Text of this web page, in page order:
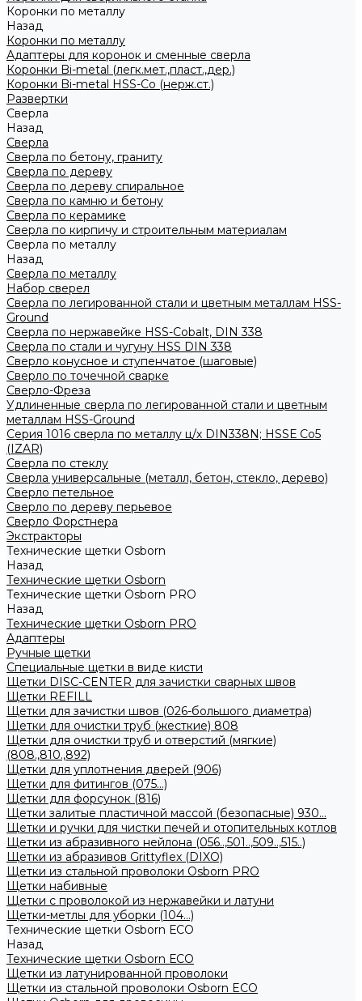
Коронки по металлу
Назад
Коронки по металлу
Адаптеры для коронок и сменные сверла
Коронки Bi-metal (легк.мет.,пласт.,дер.)
Коронки Bi-metal HSS-Co (нерж.ст.)
Развертки
Сверла
Назад
Сверла
Сверла по бетону, граниту
Сверла по дереву
Сверла по дереву спиральное
Сверла по камню и бетону
Сверла по керамике
Сверла по кирпичу и строительным материалам
Сверла по металлу
Назад
Сверла по металлу
Набор сверел
Сверла по легированной стали и цветным металлам HSS-
Ground
Сверла по нержавейке HSS-Cobalt, DIN 338
Сверла по стали и чугуну HSS DIN 338
Сверло конусное и ступенчатое (шаговые)
Сверло по точечной сварке
Сверло-Фреза
Удлиненные сверла по легированной стали и цветным
металлам HSS-Ground
Серия 1016 сверла по металлу ц/х DIN338N; HSSЕ Со5
(IZAR)
Сверла по стеклу
Сверла универсальные (металл, бетон, стекло, дерево)
Сверло петельное
Сверло по дереву перьевое
Сверло Форстнера
Экстракторы
Технические щетки Osborn
Назад
Технические щетки Osborn
Технические щетки Osborn PRO
Назад
Технические щетки Osborn PRO
Адаптеры
Ручные щетки
Специальные щетки в виде кисти
Щетки DISC-CENTER для зачистки сварных швов
Щетки REFILL
Щетки для зачистки швов (026-большого диаметра)
Щетки для очистки труб (жесткие) 808
Щетки для очистки труб и отверстий (мягкие)
(808.,810.,892)
Щетки для уплотнения дверей (906)
Щетки для фитингов (075...)
Щетки для форсунок (816)
Щетки залитые пластичной массой (безопасные) 930...
Щетки и ручки для чистки печей и отопительных котлов
Щетки из абразивного нейлона (056..,501..,509..,515..)
Щетки из абразивов Grittyflex (DIXO)
Щетки из стальной проволоки Osborn PRO
Щетки набивные
Щетки с проволокой из нержавейки и латуни
Щетки-метлы для уборки (104...)
Технические щетки Osborn ЕСО
Назад
Технические щетки Osborn ЕСО
Щетки из латунированной проволоки
Щетки из стальной проволоки Osborn ECO